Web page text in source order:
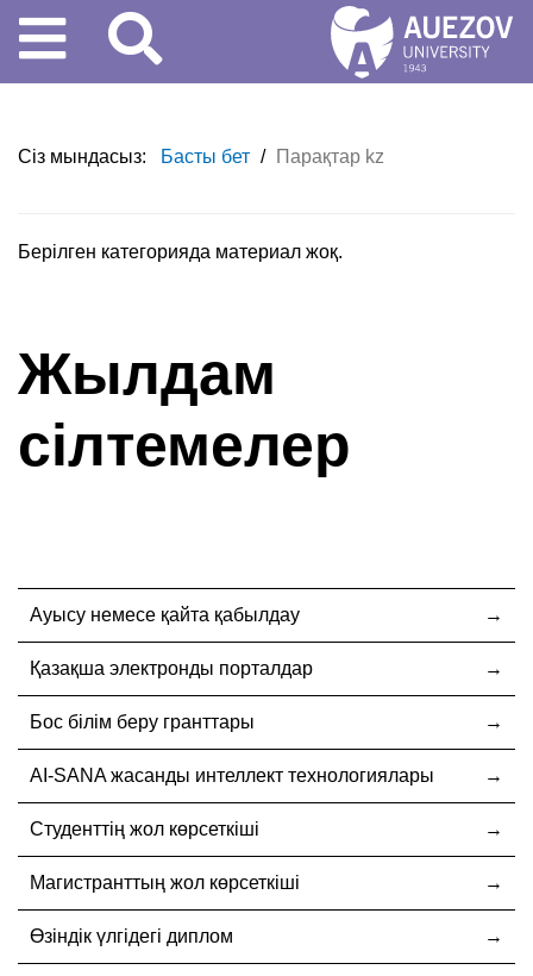
Сіз мындасыз: Басты бет / Парақтар kz
Берілген категорияда материал жоқ.
Жылдам
сілтемелер
Ауысу немесе қайта қабылдау
Қазақша электронды порталдар
Бос білім беру гранттары
AI-SANA жасанды интеллект технологиялары
Студенттің жол көрсеткіші
Магистранттың жол көрсеткіші
Өзіндік үлгідегі диплом